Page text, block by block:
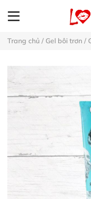
Trang chủ / Gel bôi trơn /